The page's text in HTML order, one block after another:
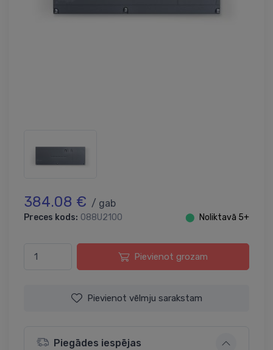
384.08 € / gab
Preces kods: 088U2100 ⬤ Noliktavā 5+
Pievienot grozam
Pievienot vēlmju sarakstam
Piegādes iespējas